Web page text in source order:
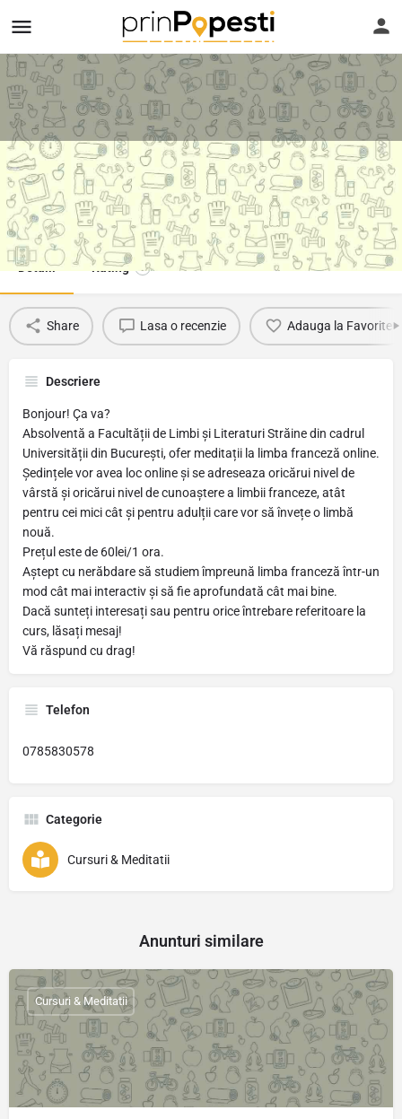
Meditatii/Pregatire la franceza
Telefon
0785830578 Suna Favorit
Detalii Rating 0
Share Lasa o recenzie Adauga la Favorite
Descriere
Bonjour! Ça va?
Absolventă a Facultății de Limbi și Literaturi Străine din cadrul
Universității din București, ofer meditații la limba franceză online.
Ședințele vor avea loc online și se adreseaza oricărui nivel de
vârstă și oricărui nivel de cunoaștere a limbii franceze, atât
pentru cei mici cât și pentru adulții care vor să învețe o limbă
nouă.
Prețul este de 60lei/1 ora.
Aștept cu nerăbdare să studiem împreună limba franceză într-un
mod cât mai interactiv și să fie aprofundată cât mai bine.
Dacă sunteți interesați sau pentru orice întrebare referitoare la
curs, lăsați mesaj!
Vă răspund cu drag!
Telefon
0785830578
Categorie
Cursuri & Meditatii
Anunturi similare
Cursuri & Meditatii